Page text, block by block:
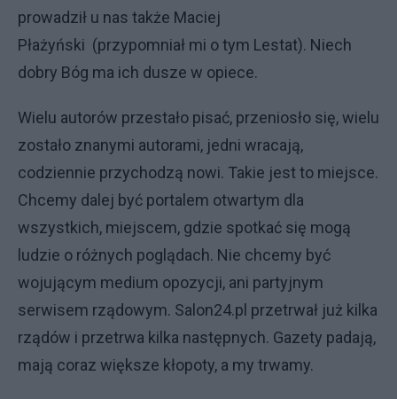
prowadził u nas także Maciej
Płażyński (przypomniał mi o tym Lestat). Niech
dobry Bóg ma ich dusze w opiece.
Wielu autorów przestało pisać, przeniosło się, wielu
zostało znanymi autorami, jedni wracają,
codziennie przychodzą nowi. Takie jest to miejsce.
Chcemy dalej być portalem otwartym dla
wszystkich, miejscem, gdzie spotkać się mogą
ludzie o różnych poglądach. Nie chcemy być
wojującym medium opozycji, ani partyjnym
serwisem rządowym. Salon24.pl przetrwał już kilka
rządów i przetrwa kilka następnych. Gazety padają,
mają coraz większe kłopoty, a my trwamy.